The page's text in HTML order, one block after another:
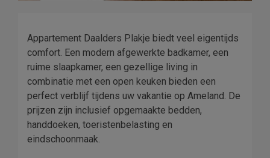
Appartement Daalders Plakje biedt veel eigentijds
comfort. Een modern afgewerkte badkamer, een
ruime slaapkamer, een gezellige living in
combinatie met een open keuken bieden een
perfect verblijf tijdens uw vakantie op Ameland. De
prijzen zijn inclusief opgemaakte bedden,
handdoeken, toeristenbelasting en
eindschoonmaak.